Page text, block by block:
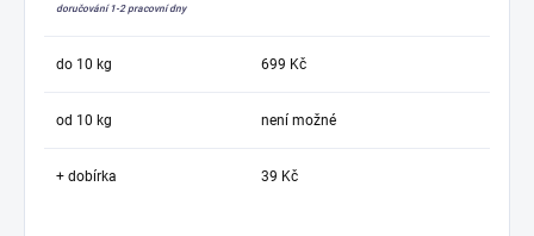
doručování 1-2 pracovní dny
do 10 kg 699 Kč
od 10 kg není možné
+ dobírka 39 Kč